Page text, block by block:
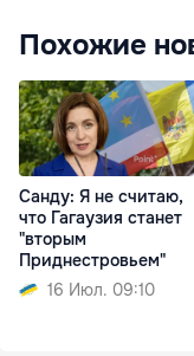
Похожие
Санду: Я не считаю,
что Гагаузия станет
"вторым
Приднестровьем"
16 Июл. 09:10